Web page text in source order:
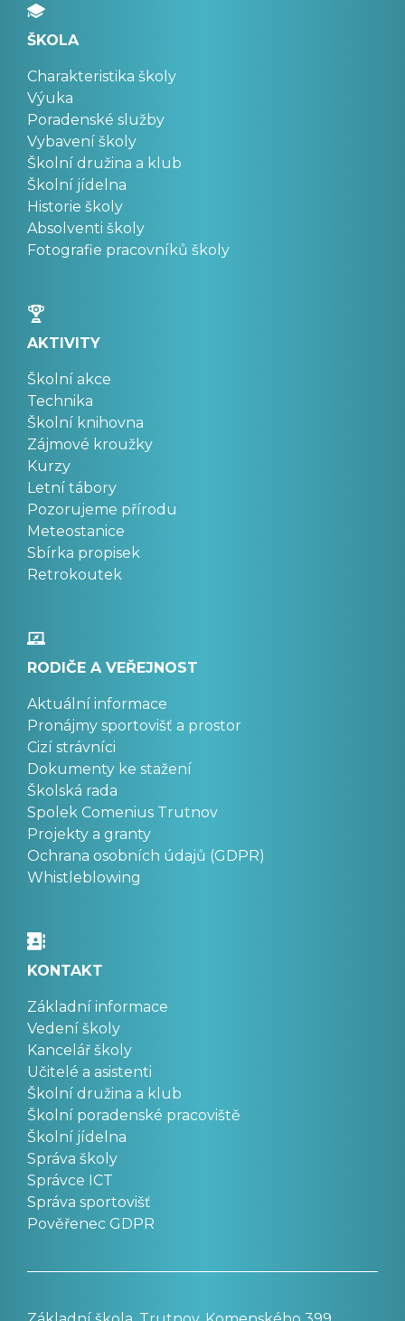
ŠKOLA
Charakteristika školy
Výuka
Poradenské služby
Vybavení školy
Školní družina a klub
Školní jídelna
Historie školy
Absolventi školy
Fotografie pracovníků školy
AKTIVITY
Školní akce
Technika
Školní knihovna
Zájmové kroužky
Kurzy
Letní tábory
Pozorujeme přírodu
Meteostanice
Sbírka propisek
Retrokoutek
RODIČE A VEŘEJNOST
Aktuální informace
Pronájmy sportovišť a prostor
Cizí strávníci
Dokumenty ke stažení
Školská rada
Spolek Comenius Trutnov
Projekty a granty
Ochrana osobních údajů (GDPR)
Whistleblowing
KONTAKT
Základní informace
Vedení školy
Kancelář školy
Učitelé a asistenti
Školní družina a klub
Školní poradenské pracoviště
Školní jídelna
Správa školy
Správce ICT
Správa sportovišť
Pověřenec GDPR